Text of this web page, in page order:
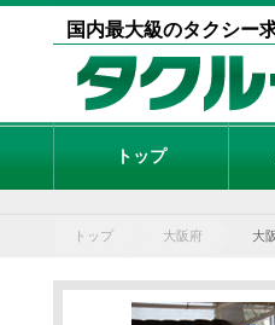
国内最大級のタクシー
トップ
トップ 大阪府 大